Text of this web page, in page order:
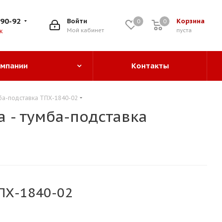
0 Корзина
0
пуста
0
Войти
Мой кабинет
92
Контакты
подставка ТПХ-1840-02
- тумба-подставка
1840-02